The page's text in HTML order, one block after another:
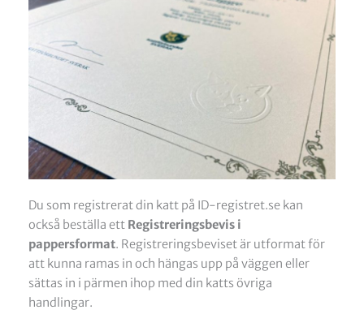
Du som registrerat din katt på ID-registret.se kan
också beställa ett Registreringsbevis i
pappersformat. Registreringsbeviset är utformat för
att kunna ramas in och hängas upp på väggen eller
sättas in i pärmen ihop med din katts övriga
handlingar.